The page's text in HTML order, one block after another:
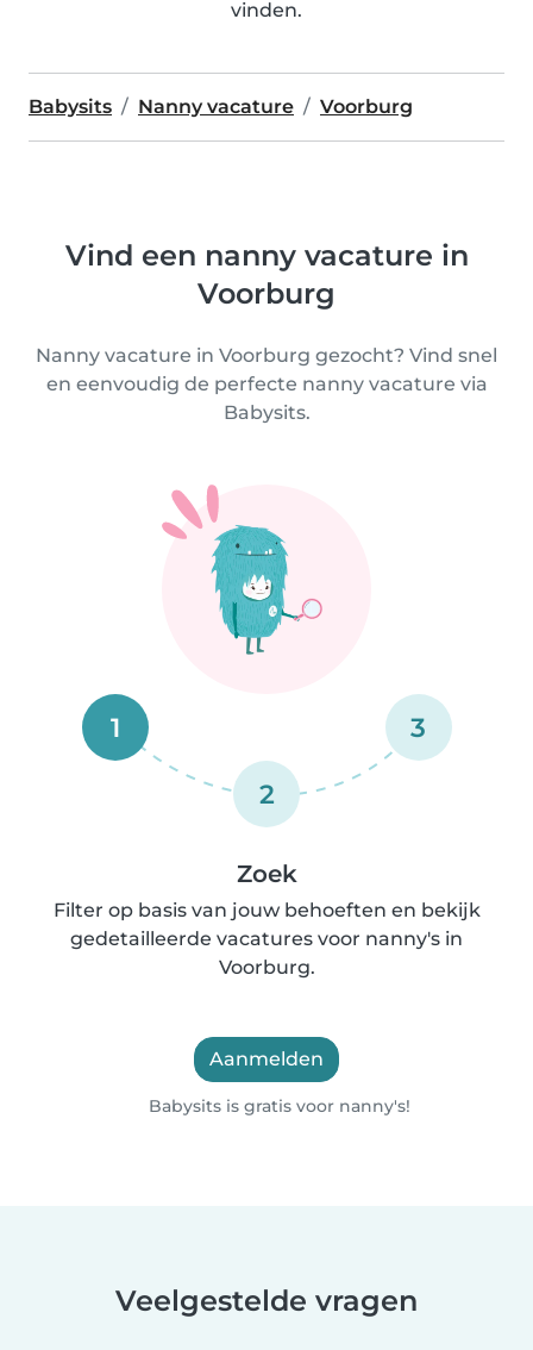
vinden.
Babysits Nanny vacature Voorburg
Vind een nanny vacature in
Voorburg
Nanny vacature in Voorburg gezocht? Vind snel
en eenvoudig de perfecte nanny vacature via
Babysits.
1
2
3
Zoek
Filter op basis van jouw behoeften en bekijk
gedetailleerde vacatures voor nanny's in
Voorburg.
Aanmelden
Babysits is gratis voor nanny's!
Veelgestelde vragen